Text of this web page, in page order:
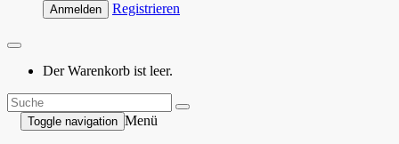
Anmelden Registrieren
Der Warenkorb ist leer.
Toggle navigation Menü